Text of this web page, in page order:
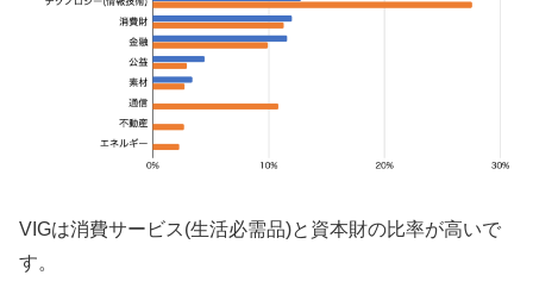
VIGは消費サービス(生活必需品)と資本財の比率が高いで
す。